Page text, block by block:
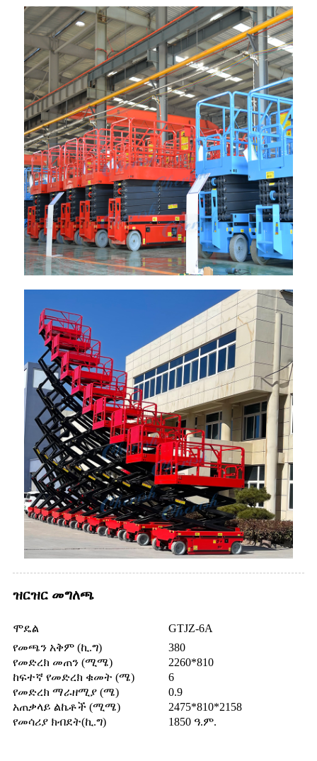
ዝርዝር መግለጫ
ሞዴል
GTJZ-6A
የመጫን አቅም (ኪ.ግ)
380
የመድረክ መጠን (ሚሜ)
2260*810
ከፍተኛ የመድረክ ቁመት (ሜ)
6
የመድረክ ማራዘሚያ (ሜ)
0.9
አጠቃላይ ልኬቶች (ሚሜ)
2475*810*2158
የመሳሪያ ክብደት(ኪ.ግ)
1850 ዓ.ም.